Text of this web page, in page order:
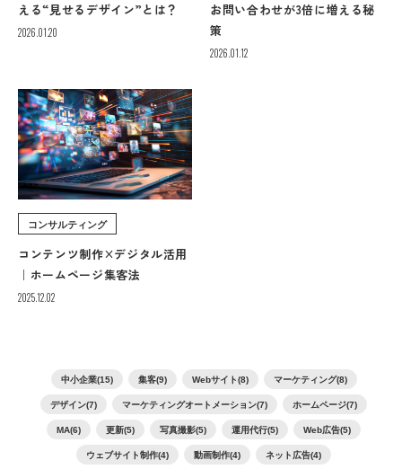
える“見せるデザイン”とは？
2026.01.20
お問い合わせが3倍に増える秘
策
2026.01.12
コンサルティング
コンテンツ制作×デジタル活用
｜ホームページ集客法
2025.12.02
中小企業(15) 集客(9) Webサイト(8) マーケティング(8)
デザイン(7) マーケティングオートメーション(7) ホームページ(7)
MA(6) 更新(5) 写真撮影(5) 運用代行(5) Web広告(5)
ウェブサイト制作(4) 動画制作(4) ネット広告(4)